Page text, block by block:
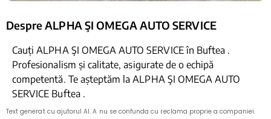
Despre ALPHA ŞI OMEGA AUTO SERVICE
Cauți ALPHA ŞI OMEGA AUTO SERVICE în Buftea .
Profesionalism și calitate, asigurate de o echipă
competentă. Te așteptăm la ALPHA ŞI OMEGA AUTO
SERVICE Buftea .
Text generat cu ajutorul AI. A nu se confunda cu reclama proprie a companiei.